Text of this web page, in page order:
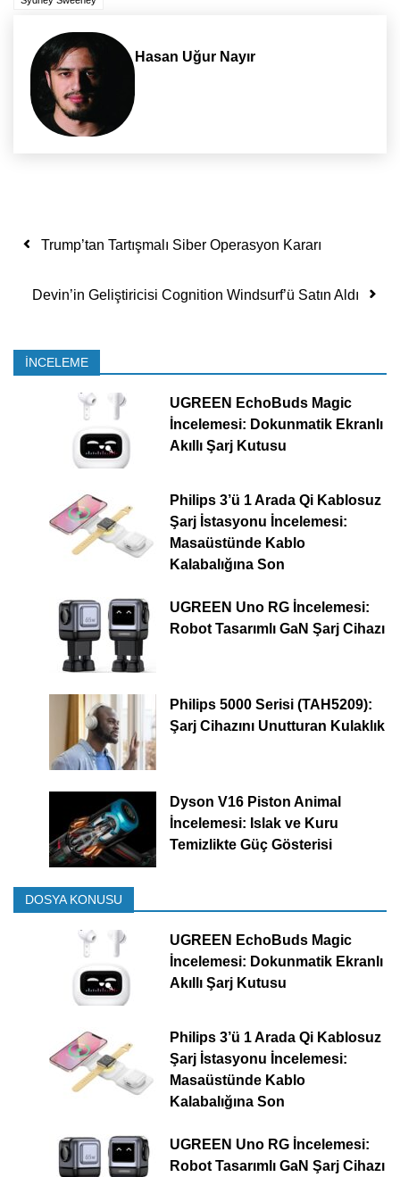
Hasan Uğur Nayır
Yazı dolaşımı
Trump’tan Tartışmalı Siber Operasyon Kararı
Devin’in Geliştiricisi Cognition Windsurf’ü Satın Aldı
İNCELEME
UGREEN EchoBuds Magic
İncelemesi: Dokunmatik Ekranlı
Akıllı Şarj Kutusu
Philips 3’ü 1 Arada Qi Kablosuz
Şarj İstasyonu İncelemesi:
Masaüstünde Kablo
Kalabalığına Son
UGREEN Uno RG İncelemesi:
Robot Tasarımlı GaN Şarj Cihazı
Philips 5000 Serisi (TAH5209):
Şarj Cihazını Unutturan Kulaklık
Dyson V16 Piston Animal
İncelemesi: Islak ve Kuru
Temizlikte Güç Gösterisi
DOSYA KONUSU
UGREEN EchoBuds Magic
İncelemesi: Dokunmatik Ekranlı
Akıllı Şarj Kutusu
Philips 3’ü 1 Arada Qi Kablosuz
Şarj İstasyonu İncelemesi:
Masaüstünde Kablo
Kalabalığına Son
UGREEN Uno RG İncelemesi:
Robot Tasarımlı GaN Şarj Cihazı